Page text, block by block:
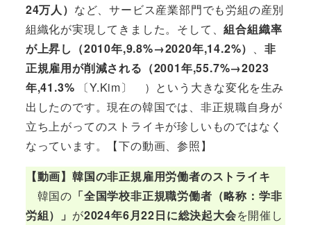
24万人） など、サービス産業部門でも労組の産別
組織化が実現してきました。そして、組合組織率
が上昇し（2010年,9.8%→2020年,14.2%） 、非
正規雇用が削減される（2001年,55.7%→2023
年,41.3%
〔Y.Kim〕 ）という大きな変化を生み
出したのです。現在の韓国では、非正規職自身が
立ち上がってのストライキが珍しいものではなく
なっています。【下の動画、参照】
【動画】韓国の非正規雇用労働者のストライキ
韓国の 「全国学校非正規職労働者（略称：学非
労組）」 が2024年6月22日に総決起大会を開催し